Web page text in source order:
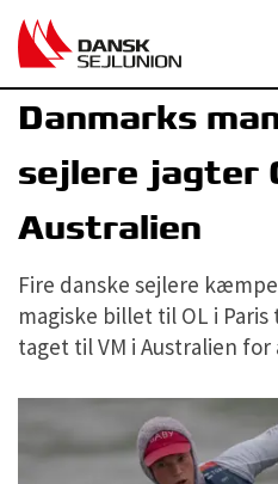
Sejlerlandsholdet
Danmarks
sejlere jagter
Australien
Fire danske sejlere
magiske billet til OL i
taget til VM i Australien